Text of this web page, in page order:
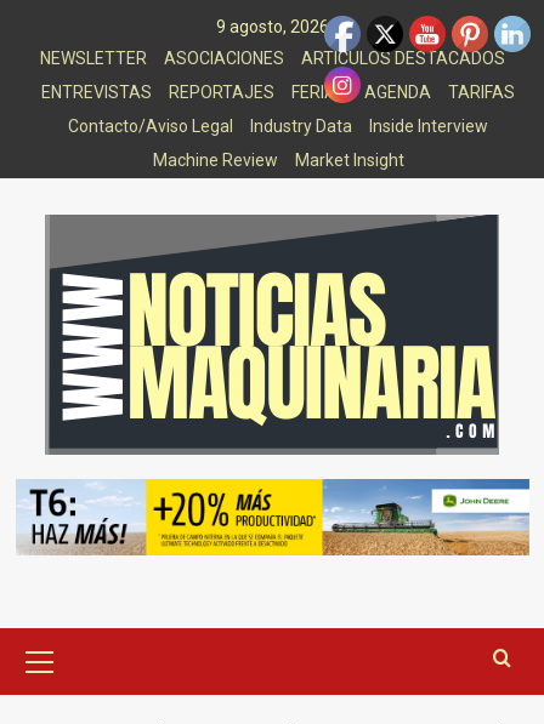
9 agosto, 2026
NEWSLETTER
ASOCIACIONES
ARTICULOS DESTACADOS
ENTREVISTAS
REPORTAJES FERIAS AGENDA
TARIFAS
Contacto/Aviso Legal
Industry Data
Inside Interview
Machine Review
Market Insight
principal